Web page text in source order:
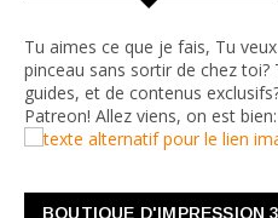
Tu aimes ce que je fais, Tu
pinceau sans sortir de chez
guides, et de contenus
Patreon! Allez viens, on est bien:
BOUTIQUE D'IMPRESSION